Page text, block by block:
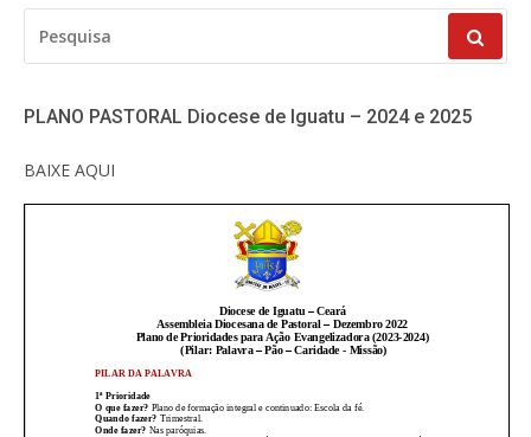
POR:
PLANO PASTORAL Diocese de Iguatu – 2024 e 2025
BAIXE AQUI